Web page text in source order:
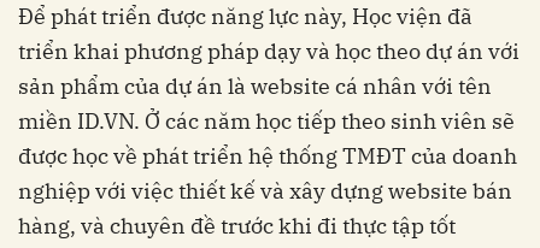
Để phát triển được năng lực này, Học viện đã
triển khai phương pháp dạy và học theo dự án với
sản phẩm của dự án là website cá nhân với tên
miền ID.VN. Ở các năm học tiếp theo sinh viên sẽ
được học về phát triển hệ thống TMĐT của doanh
nghiệp với việc thiết kế và xây dựng website bán
hàng, và chuyên đề trước khi đi thực tập tốt